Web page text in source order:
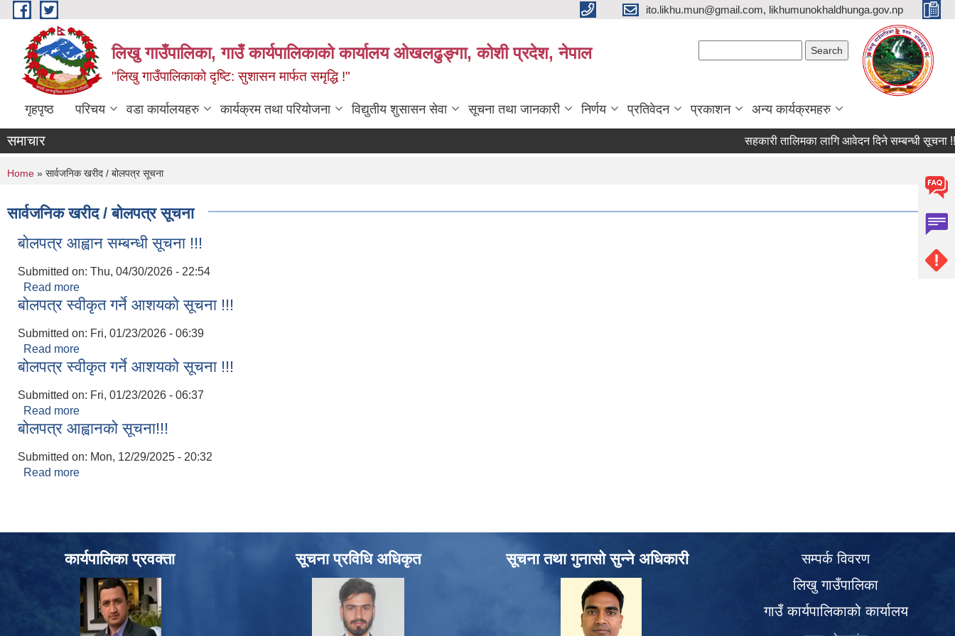
Skip to main content ito.likhu.mun@gmail.com, likhumunokhaldhunga.gov.np
लिखु गाउँपालिका, गाउँ कार्यपालिकाको कार्यालय ओखलढुङ्गा, कोशी प्रदेश, नेपाल
"लिखु गाउँपालिकाको दृष्टि: सुशासन मार्फत समृद्धि !"
गृहपृष्ठ परिचय वडा कार्यालयहरु कार्यक्रम तथा परियोजना विद्युतीय शुसासन सेवा सूचना तथा जानकारी निर्णय प्रतिवेदन प्रकाशन अन्य कार्यक्रमहरु
समाचार सहकारी तालिमका लागि आवेदन दिने सम्बन्धी सूचना !!!
You are here
Home » सार्वजनिक खरीद / बोलपत्र सूचना
सार्वजनिक खरीद / बोलपत्र सूचना
बोलपत्र आह्वान सम्बन्धी सूचना !!!
Submitted on: Thu, 04/30/2026 - 22:54
Read more
बोलपत्र स्वीकृत गर्ने आशयको सूचना !!!
Submitted on: Fri, 01/23/2026 - 06:39
Read more
बोलपत्र स्वीकृत गर्ने आशयको सूचना !!!
Submitted on: Fri, 01/23/2026 - 06:37
Read more
बोलपत्र आह्वानको सूचना!!!
Submitted on: Mon, 12/29/2025 - 20:32
Read more
कार्यपालिका प्रवक्ता सूचना प्रविधि अधिकृत सूचना तथा गुनासो सुन्ने अधिकारी
सम्पर्क विवरण
लिखु गाउँपालिका
गाउँ कार्यपालिकाको कार्यालय